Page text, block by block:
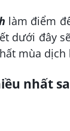
làm điểm
dưới đây
mùa dịch
nhất